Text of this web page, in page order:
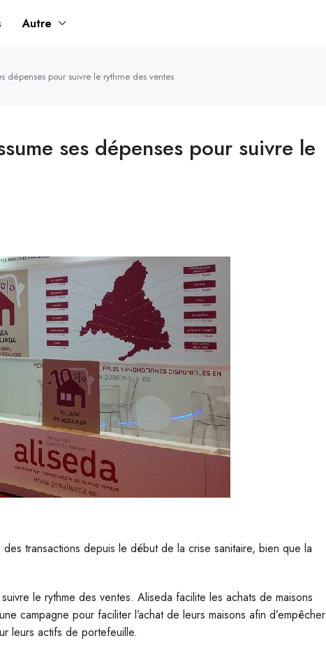
Autre
dépenses pour suivre le rythme des ventes
ses dépenses pour suivre le
transactions depuis le début de la crise sanitaire, bien que la
le rythme des ventes. Aliseda facilite les achats de maisons
campagne pour faciliter l’achat de leurs maisons afin d’empêcher
leurs actifs de portefeuille.